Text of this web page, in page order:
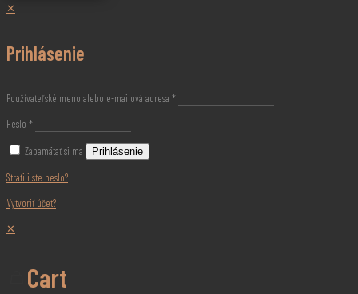
✕
Prihlásenie
Používateľské meno alebo e-mailová adresa *
Heslo *
Zapamätať si ma Prihlásenie
Stratili ste heslo?
Vytvoriť účet?
✕
Cart